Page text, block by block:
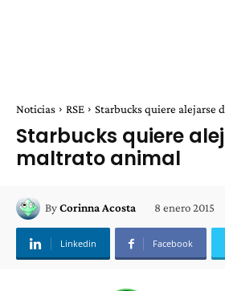
Noticias RSE Starbucks quiere alejarse
Starbucks quiere
maltrato animal
ByCorinna Acosta 8 enero 2015
Linkedin Facebook